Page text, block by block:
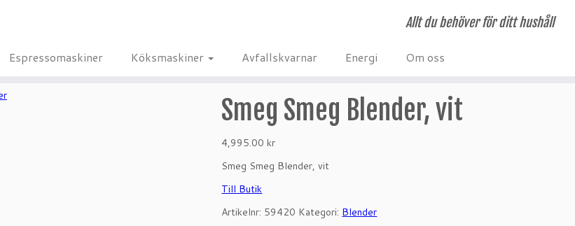
Allt du behöver för ditt hushåll
Espressomaskiner Köksmaskiner Avfallskvarnar Energi Om oss
Smeg Smeg Blender, vit
4,995.00 kr
Smeg Smeg Blender, vit
Till Butik
Artikelnr: 59420 Kategori: Blender